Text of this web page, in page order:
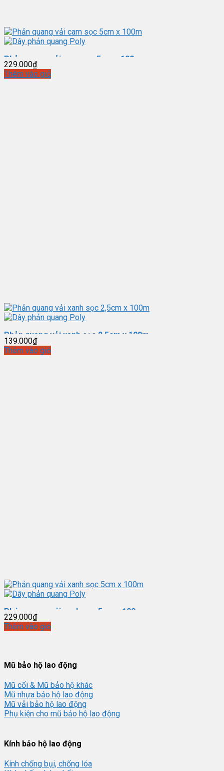
Phản quang vải cam sọc 5cm x 100m
229.000₫
Thêm vào giỏ
Phản quang vải xanh sọc 2,5cm x 100m
139.000₫
Thêm vào giỏ
Phản quang vải xanh sọc 5cm x 100m
229.000₫
Thêm vào giỏ
Mũ bảo hộ lao động
Mũ cối & Mũ bảo hộ khác
Mũ nhựa bảo hộ lao động
Mũ vải bảo hộ lao động
Phụ kiện cho mũ bảo hộ lao động
Kính bảo hộ lao động
Kính chống bụi, chống lóa